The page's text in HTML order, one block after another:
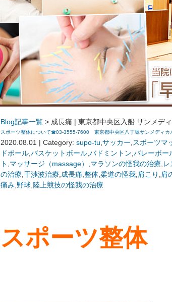
Blog記事一覧 > 成長痛 | 東京都中央区入船 サンメデ
スポーツ整体について☎03-3555-7600 東京都中央区八丁堀サンメディカ
2020.08.01 | Category: supo-tu サッカー スポーツマ
ドボール バスケットボール バドミントン バレーボー
ト マッサージ（massage） マラソンの怪我の治療
の治療 干渉波治療 成長痛 整体 柔道の怪我 肩こり 肩
痛み 野球 陸上競技の怪我の治療
スポーツ整体